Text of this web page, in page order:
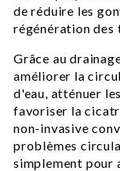
de réduire les
régénération des
Grâce au
améliorer la
d'eau, atténuer
favoriser la
non-invasive
problèmes
simplement pour